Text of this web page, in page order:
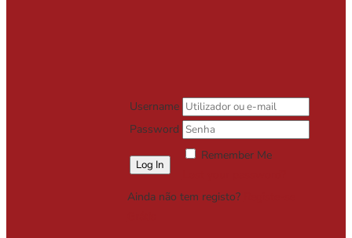
Username
Password
Remember Me
Ainda não tem registo?